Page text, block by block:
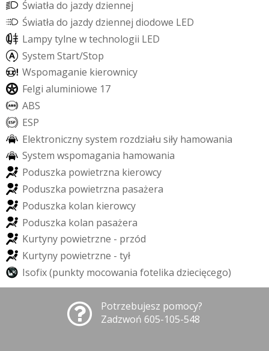
Światła do jazdydziennej
Światła do jazdydziennej diodowe LED
Lampytylne wtechnologii LED
System Start/Stop
Wspomaganie kierownicy
Felgi aluminiowe 17
ABS
ESP
Elektronicznysystem rozdziału siły hamowania
System wspomagania hamowania
Poduszka powietrzna kierowcy
Poduszka powietrzna pasażera
Poduszka kolan kierowcy
Poduszka kolan pasażera
Kurtyny powietrzne - przód
Kurtyny powietrzne - tył
Isofix(punkty mocowania fotelika dziecięcego)
Potrzebujesz pomocy?
Zadzwoń 605-105-548